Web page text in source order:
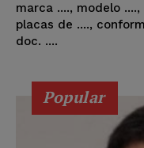
marca ...., modelo
placas de ....,
doc. ....
Popular